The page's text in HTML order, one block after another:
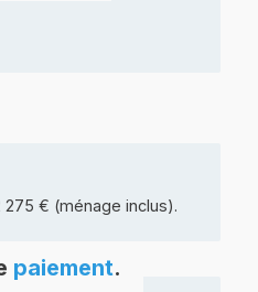
€ (ménage inclus).
paiement.